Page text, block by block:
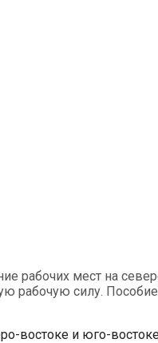
рабочих мест на
рабочую силу.
востоке и юго-